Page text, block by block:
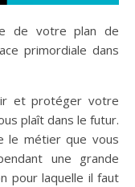
de votre plan de
primordiale dans
et protéger votre
plaît dans le futur.
le métier que vous
une grande
pour laquelle il faut